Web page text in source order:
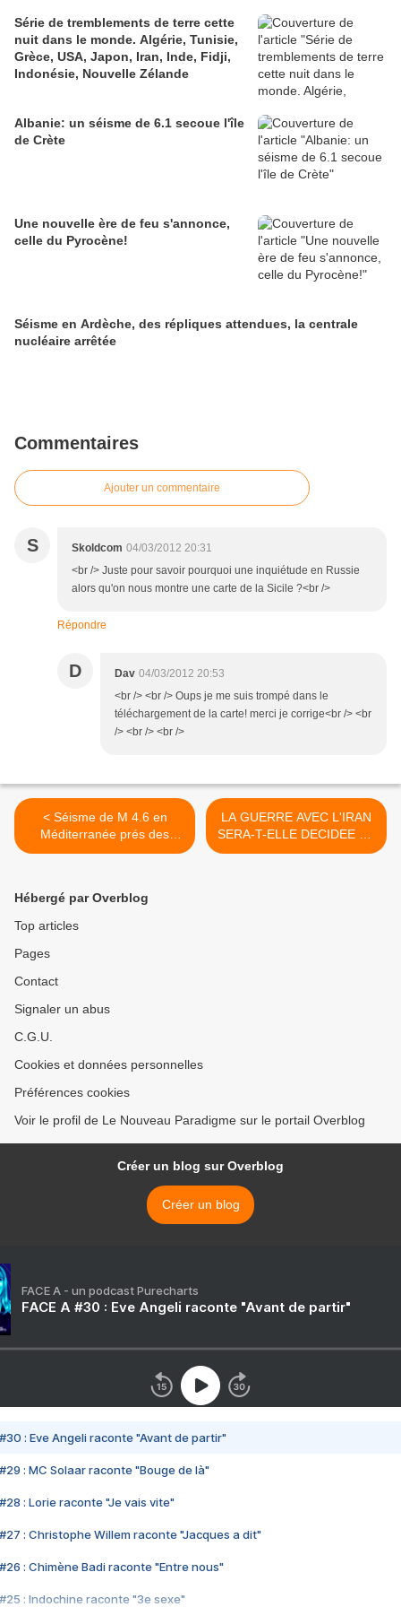
Série de tremblements de terre cette
nuit dans le monde. Algérie, Tunisie,
Grèce, USA, Japon, Iran, Inde, Fidji,
Indonésie, Nouvelle Zélande
Albanie: un séisme de 6.1 secoue l'île
de Crète
Une nouvelle ère de feu s'annonce,
celle du Pyrocène!
Séisme en Ardèche, des répliques attendues, la centrale
nucléaire arrêtée
Commentaires
Ajouter un commentaire
S Skoldcom 04/03/2012 20:31
<br /> Juste pour savoir pourquoi une inquiétude en Russie
alors qu'on nous montre une carte de la Sicile ?<br />
Répondre
D Dav 04/03/2012 20:53
<br /> <br /> Oups je me suis trompé dans le
téléchargement de la carte! merci je corrige<br /> <br
/> <br /> <br />
< Séisme de M 4.6 en
Méditerranée prés des
cotes françaises
LA GUERRE AVEC L'IRAN
SERA-T-ELLE DECIDEE CE
LUNDI ? >
Hébergé par Overblog
Top articles
Pages
Contact
Signaler un abus
C.G.U.
Cookies et données personnelles
Préférences cookies
Voir le profil de Le Nouveau Paradigme sur le portail Overblog
Créer un blog sur Overblog
Créer un blog
FACE A - un podcast Purecharts
FACE A #30 : Eve Angeli raconte "Avant de partir"
#30 : Eve Angeli raconte "Avant de partir"
#29 : MC Solaar raconte "Bouge de là"
#28 : Lorie raconte "Je vais vite"
#27 : Christophe Willem raconte "Jacques a dit"
#26 : Chimène Badi raconte "Entre nous"
#25 : Indochine raconte "3e sexe"